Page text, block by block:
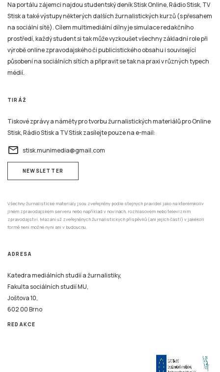
Na portálu zájemci najdou studentský deník Stisk Online, Rádio Stisk, TV
Stisk a také výstupy některých dalších žurnalistických kurzů (s přesahem
na sociální sítě). Cílem multimediální dílny je simulace redakčního
prostředí, každý student si tak může vyzkoušet všechny základní role při
výrobě online zpravodajského či publicistického obsahu i související
působení na sociálních sítích a připravit se tak na praxi v různých typech
médií.
TIRÁŽ
Tiskové zprávy a náměty pro tvorbu žurnalistických materiálů pro Online
Stisk, Rádio Stisk a TV Stisk zasílejte pouze na e-mail:
email stisk.munimedia@gmail.com
NEWSLETTER
Všechny žurnalistické materiály jsou zveřejněny podle stejných pravidel jako na kterémkoliv
jiném zpravodajském serveru nebo například v novinách, rozhlasovém nebo televizním
zpravodajství. Mazání už zveřejněných žurnalistických příspěvků (ani jejich částí) v jakékoli
formě není možné nyní ani v budoucnu.
ADRESA
Katedra mediálních studií a žurnalistiky,
Fakulta sociálních studií MU,
Joštova 10,
602 00 Brno
REDAKCE